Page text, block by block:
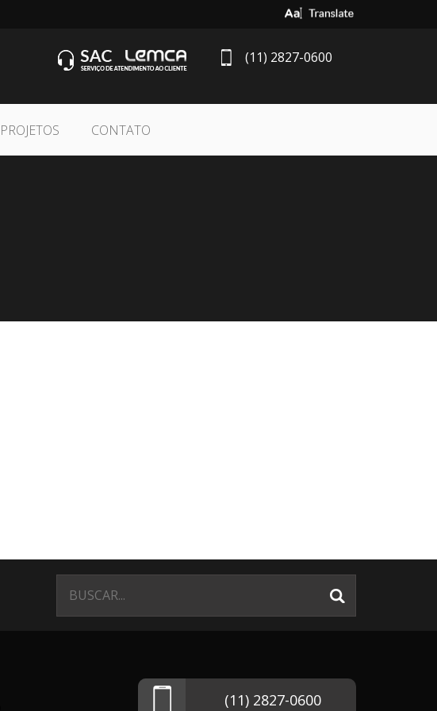
Select Language
(11) 2827-0600
PROJETOS CONTATO
(11) 2827-0600